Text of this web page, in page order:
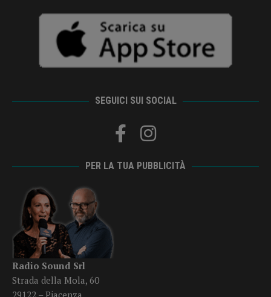
SEGUICI SUI SOCIAL
PER LA TUA PUBBLICITÀ
Radio Sound Srl
Strada della Mola, 60